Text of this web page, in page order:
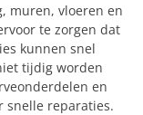
muren, vloeren en
te zorgen dat
kunnen snel
tijdig worden
en
snelle reparaties.